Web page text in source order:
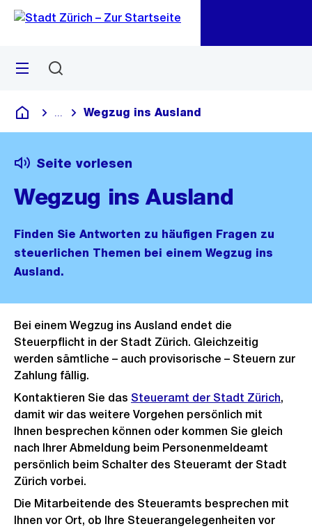
Navigation
Sprunglink
Menü
Deutsch
Blende alle Breadcrumbs ein
Wegzug ins Ausland
Seite vorlesen
Wegzug ins Ausland
Finden Sie Antworten zu häufigen Fragen zu
steuerlichen Themen bei einem Wegzug ins
Ausland.
Bei einem Wegzug ins Ausland endet die
Steuerpflicht in der Stadt Zürich. Gleichzeitig
werden sämtliche – auch provisorische – Steuern zur
Zahlung fällig.
Kontaktieren Sie das Steueramt der Stadt Zürich,
damit wir das weitere Vorgehen persönlich mit
Ihnen besprechen können oder kommen Sie gleich
nach Ihrer Abmeldung beim Personenmeldeamt
persönlich beim Schalter des Steueramt der Stadt
Zürich vorbei.
Die Mitarbeitende des Steueramts besprechen mit
Ihnen vor Ort, ob Ihre Steuerangelegenheiten vor